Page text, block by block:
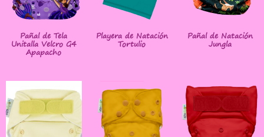
Pañal de Tela
Unitalla Velcro G4
Apapacho
Playera de Natación
Tortulio
Pañal de Natación
Jungla